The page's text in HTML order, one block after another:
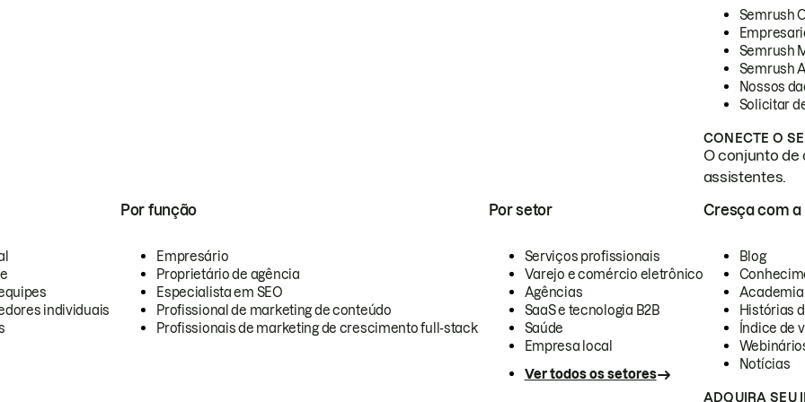
Semrush
Semrush
Semrush
Nossos
Solicitar
CONECTE O
O conjunto de
assistentes.
individuais
Por função
Empresário
Proprietário de agência
Especialista em SEO
Profissional de marketing de conteúdo
Profissionais de marketing de crescimento full-stack
Por setor
Serviços profissionais
Varejo e comércio eletrônico
Agências
SaaS e tecnologia B2B
Saúde
Empresa local
Ver todos os setores
Cresça com a
Blog
Academia
Histórias
Índice de
Notícias
ADQUIRA SEU